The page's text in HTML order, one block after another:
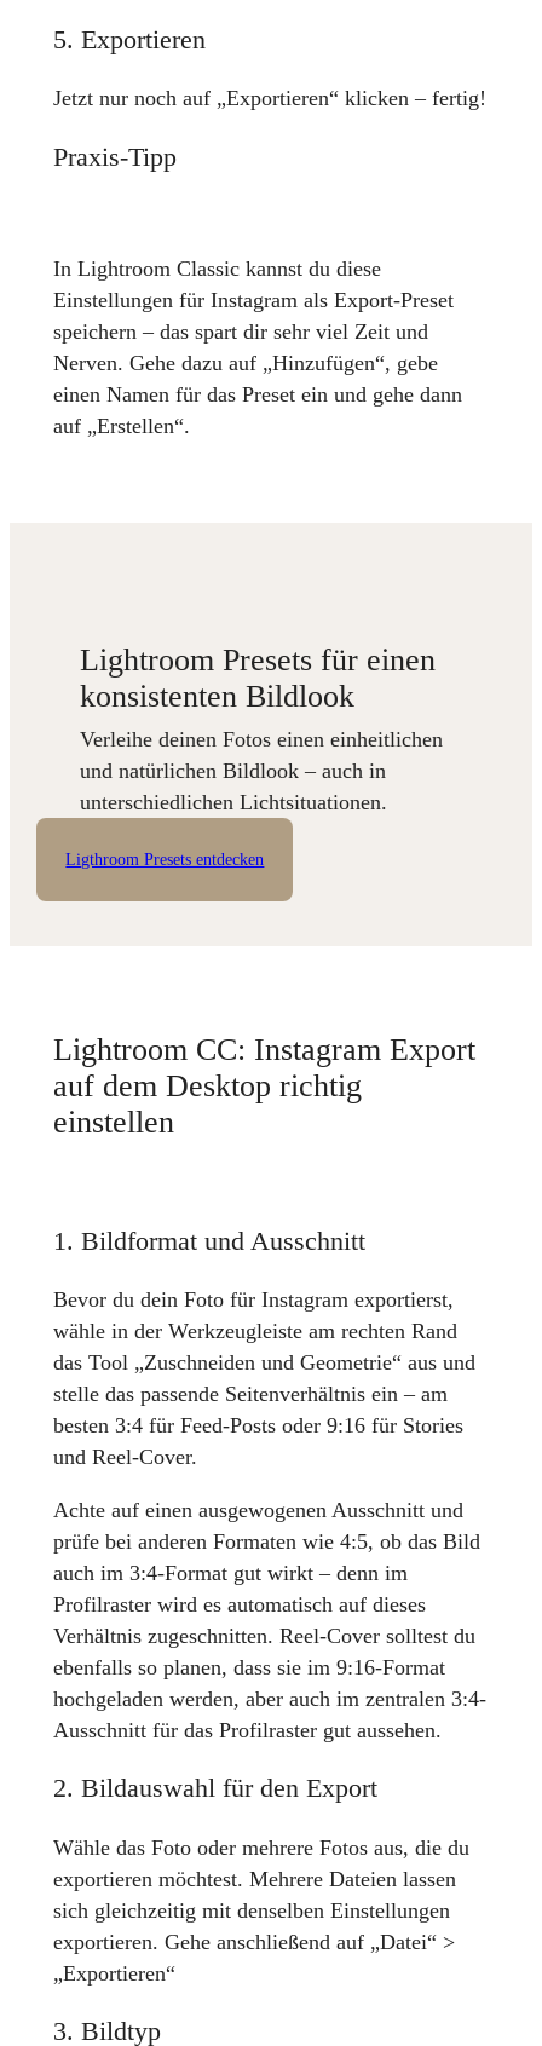
5. Exportieren
Jetzt nur noch auf „Exportieren“ klicken – fertig!
Praxis-Tipp
In Lightroom Classic kannst du diese
Einstellungen für Instagram als Export-Preset
speichern – das spart dir sehr viel Zeit und
Nerven. Gehe dazu auf „Hinzufügen“, gebe
einen Namen für das Preset ein und gehe dann
auf „Erstellen“.
Lightroom Presets für einen
konsistenten Bildlook
Verleihe deinen Fotos einen einheitlichen
und natürlichen Bildlook – auch in
unterschiedlichen Lichtsituationen.
Ligthroom Presets entdecken
Lightroom CC: Instagram Export
auf dem Desktop richtig
einstellen
1. Bildformat und Ausschnitt
Bevor du dein Foto für Instagram exportierst,
wähle in der Werkzeugleiste am rechten Rand
das Tool „Zuschneiden und Geometrie“ aus und
stelle das passende Seitenverhältnis ein – am
besten 3:4 für Feed-Posts oder 9:16 für Stories
und Reel-Cover.
Achte auf einen ausgewogenen Ausschnitt und
prüfe bei anderen Formaten wie 4:5, ob das Bild
auch im 3:4-Format gut wirkt – denn im
Profilraster wird es automatisch auf dieses
Verhältnis zugeschnitten. Reel-Cover solltest du
ebenfalls so planen, dass sie im 9:16-Format
hochgeladen werden, aber auch im zentralen 3:4-
Ausschnitt für das Profilraster gut aussehen.
2. Bildauswahl für den Export
Wähle das Foto oder mehrere Fotos aus, die du
exportieren möchtest. Mehrere Dateien lassen
sich gleichzeitig mit denselben Einstellungen
exportieren. Gehe anschließend auf „Datei“ >
„Exportieren“
3. Bildtyp